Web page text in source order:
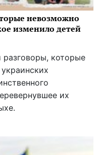
невозможно
изменило детей
которые
их